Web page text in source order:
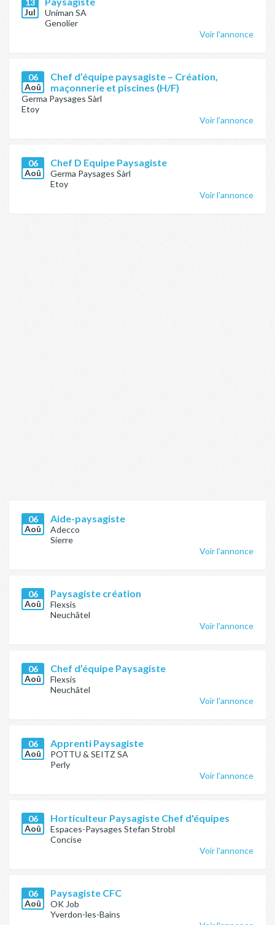
13
Jul
Uniman SA
Genolier
Voir l'annonce
06
Aoû
Chef d’équipe paysagiste – Création,
maçonnerie et piscines (H/F)
Germa Paysages Sàrl
Etoy
Voir l'annonce
06
Aoû
Chef D Equipe Paysagiste
Germa Paysages Sàrl
Etoy
Voir l'annonce
06
Aoû
Aide-paysagiste
Adecco
Sierre
Voir l'annonce
06
Aoû
Paysagiste création
Flexsis
Neuchâtel
Voir l'annonce
06
Aoû
Chef d’équipe Paysagiste
Flexsis
Neuchâtel
Voir l'annonce
06
Aoû
Apprenti Paysagiste
POTTU & SEITZ SA
Perly
Voir l'annonce
06
Aoû
Horticulteur Paysagiste Chef d'équipes
Espaces-Paysages Stefan Strobl
Concise
Voir l'annonce
06
Aoû
Paysagiste CFC
OK Job
Yverdon-les-Bains